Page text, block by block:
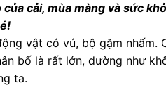
của cải, mùa màng và sức
vật có vú, bộ gặm
bố là rất lớn, dường như
ta.